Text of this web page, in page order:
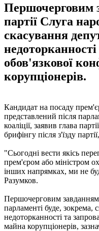
Першочерговим
партії Слуга
скасування
обов'язкової
корупціонерів.
Кандидат на посаду
представлений після
коаліції, заявив глава партії
брифінгу після з'їзду
"Сьогодні вести якісь
прем'єром або міністром
інших напрямках, ми не
Разумков.
Першочерговим завданням
парламенті буде, зокрема,
недоторканності та
майна корупціонерів,